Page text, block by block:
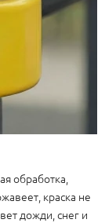
обработка,
краска не
дожди, снег и